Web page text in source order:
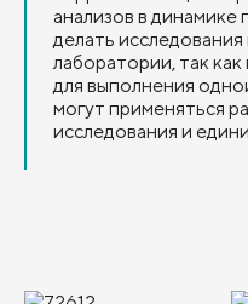
анализов в
делать
лаборатории, так
для выполнения
могут применяться
исследования и